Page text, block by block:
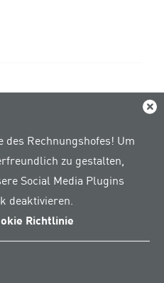
Rechnungshofes! Um
zu gestalten,
Social Media Plugins
deaktivieren.
Richtlinie 1